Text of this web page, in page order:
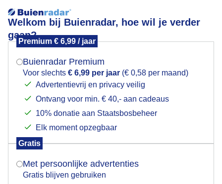
Welkom bij Buienradar, hoe wil je verder
gaan?
Premium € 6,99 / jaar
Buienradar Premium
Voor slechts € 6,99 per jaar (€ 0,58 per maand)
Advertentievrij en privacy veilig
Ontvang voor min. € 40,- aan cadeaus
10% donatie aan Staatsbosbeheer
Elk moment opzegbaar
Gratis
Met persoonlijke advertenties
Gratis blijven gebruiken
Sinterklaas in de zon vandaag in Heemskerk
Heemskerk eerder vandaag
Mogen we je locatie gebruiken voor het
Indien je hier nog geen akkoord op hebt gegeven,
verschijnt er zo een pop-up uit je browser waarin
Is goed, toon de popup